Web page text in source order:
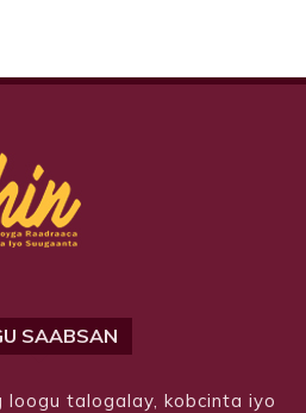
SAABSAN
loogu talogalay, kobcinta iyo